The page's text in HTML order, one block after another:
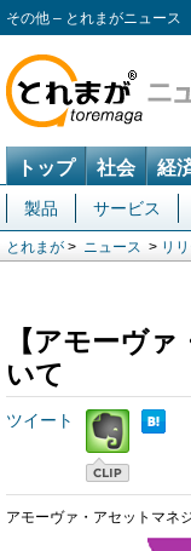
その他 – とれまがニュース
トップ 社会 経
製品 サービス
とれまが > ニュース > リ
【アモーヴ
いて
ツイート
アモーヴァ・アセットマネ